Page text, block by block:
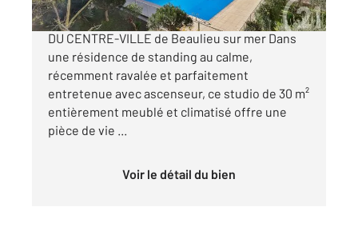
CHARMANT STUDIO AVEC PISCINE AU CŒUR
DU CENTRE-VILLE de Beaulieu sur mer Dans
une résidence de standing au calme,
récemment ravalée et parfaitement
entretenue avec ascenseur, ce studio de 30 m²
entièrement meublé et climatisé offre une
pièce de vie ...
Voir le détail du bien